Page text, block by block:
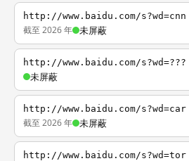
http://www.baidu.com/s?wd=cnn
截至 2026 年 未屏蔽
http://www.baidu.com/s?wd=???
未屏蔽
http://www.baidu.com/s?wd=car
截至 2026 年 未屏蔽
http://www.baidu.com/s?wd=tor